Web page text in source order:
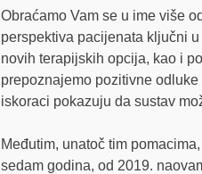
Obraćamo Vam se u ime više
perspektiva pacijenata ključni
novih terapijskih opcija, kao i
prepoznajemo pozitivne
iskoraci pokazuju da sustav
Međutim, unatoč tim
sedam godina, od 2019.